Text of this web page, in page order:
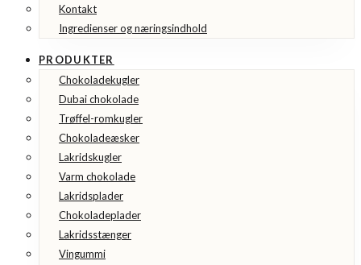
Kontakt
Ingredienser og næringsindhold
PRODUKTER
Chokoladekugler
Dubai chokolade
Trøffel-romkugler
Chokoladeæsker
Lakridskugler
Varm chokolade
Lakridsplader
Chokoladeplader
Lakridsstænger
Vingummi